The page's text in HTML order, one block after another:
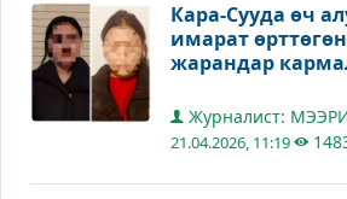
Кара-Сууда өч
имарат
жарандар
Журналист:
21.04.2026, 11:19